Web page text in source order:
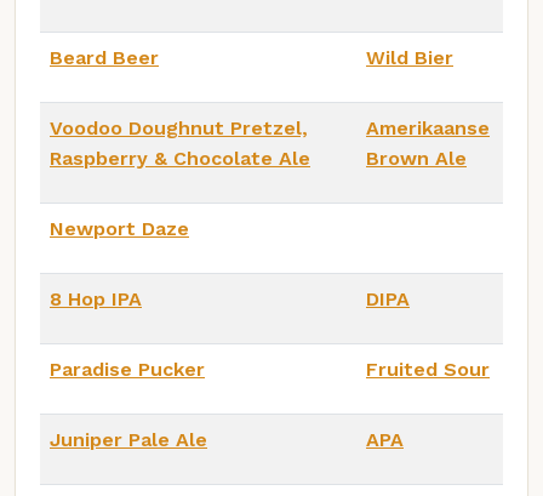
Beard Beer Wild Bier
Voodoo Doughnut Pretzel,
Raspberry & Chocolate Ale
Amerikaanse
Brown Ale
Newport Daze
8 Hop IPA DIPA
Paradise Pucker Fruited Sour
Juniper Pale Ale APA